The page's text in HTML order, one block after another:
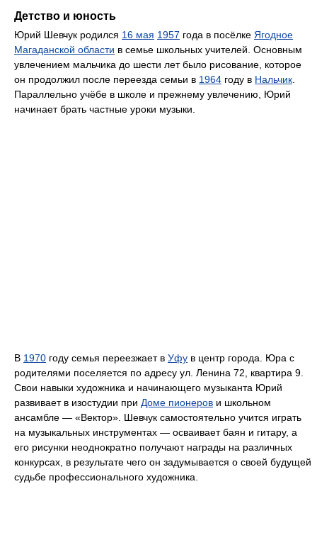
Детство и юность
Юрий Шевчук родился 16 мая 1957 года в посёлке Ягодное
Магаданской области в семье школьных учителей. Основным
увлечением мальчика до шести лет было рисование, которое
он продолжил после переезда семьи в 1964 году в Нальчик
Параллельно учёбе в школе и прежнему увлечению, Юрий
начинает брать частные уроки музыки.
В 1970 году семья переезжает в Уфу в центр города. Юра с
родителями поселяется по адресу ул. Ленина 72, квартира 9.
Свои навыки художника и начинающего музыканта Юрий
развивает в изостудии при Доме пионеров и школьном
ансамбле — «Вектор». Шевчук самостоятельно учится играть
на музыкальных инструментах — осваивает баян и гитару, а
его рисунки неоднократно получают награды на различных
конкурсах, в результате чего он задумывается о своей будущей
судьбе профессионального художника.